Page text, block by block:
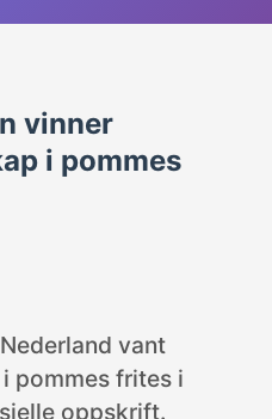
vinner
i pommes
vant
pommes frites i
oppskrift.